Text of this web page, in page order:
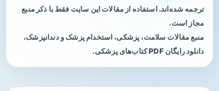
ترجمه شده‌اند. استفاده از مقالات این سایت فقط با ذکر منبع
مجاز است.
منبع مقالات سلامت، پزشکی، استخدام پزشک و دندانپزشک،
دانلود رایگان PDF کتاب‌های پزشکی.